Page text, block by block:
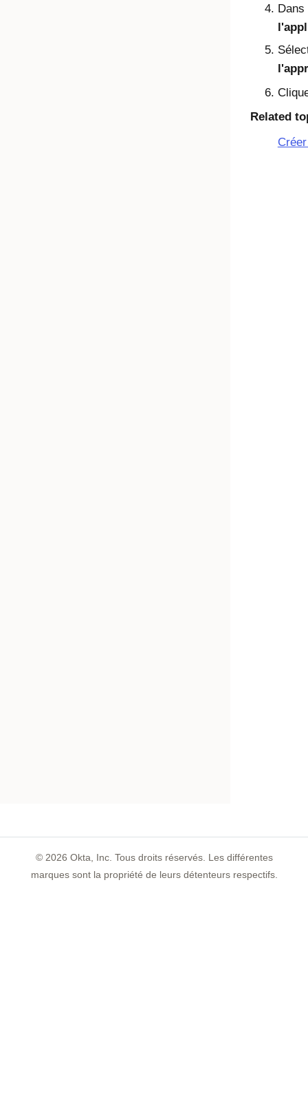
Related
© 2026 Okta, Inc. Tous droits réservés. Les différentes
marques sont la propriété de leurs détenteurs respectifs.